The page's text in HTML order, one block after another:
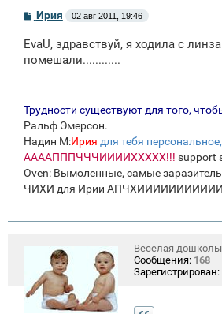
С
б
щ
Ирия 02 авг 2011, 19:46
EvaU, здравствуй, я ходила с
помешали............
Трудности существуют для того,
Ральф Эмерсон.
Надин М:Ирия для тебя
ААААПППЧЧЧИИИИХХХХХ!!! support
Oven: Вымоленные, самые
ЧИХИ для Ирии
Веселая
Сообщения: 168
Зарегистрирован: